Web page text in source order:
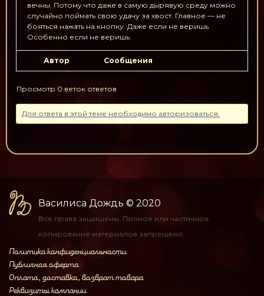
вечны. Потому что даже в самую дырявую среду можно
случайно поймать свою удачу за хвост. Главное — не
бояться нажать на кнопку. Даже если не веришь.
Особенно если не веришь.
Автор Сообщения
Просмотр 0 веток ответов
Для ответа в этой теме необходимо авторизоваться.
Василиса Дождь © 2020
Все права защищены. Полное или частичное
копирование материалов запрещено.
Политика конфиденциальности
Публичная оферта
Оплата, доставка, возврат товара
Реквизиты компании